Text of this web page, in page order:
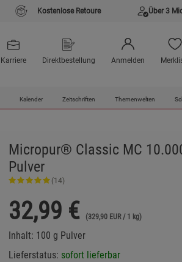
Kostenlose Retoure Über 3
Karriere Direktbestellung Anmelden
Kalender Zeitschriften Themenwelten
Micropur® Classic MC
Pulver
(14)
32,99 € (329,90 EUR / 1 kg)
Inhalt: 100 g Pulver
Lieferstatus: sofort lieferbar